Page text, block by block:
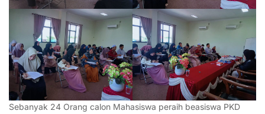
Sebanyak 24 Orang calon Mahasiswa peraih beasiswa PKD